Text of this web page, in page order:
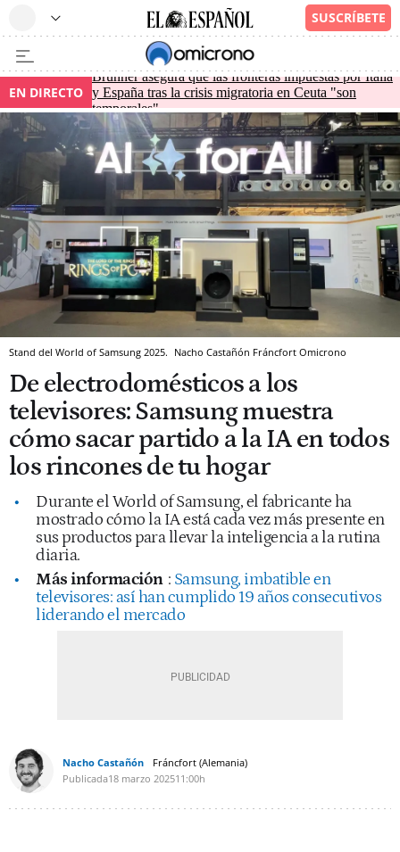
EN DIRECTO
Brunner asegura que las fronteras impuestas por Italia
y España tras la crisis migratoria en Ceuta "son
temporales"
Stand del World of Samsung 2025. Nacho Castañón Fráncfort Omicrono
De electrodomésticos a los
televisores: Samsung muestra
cómo sacar partido a la IA en todos
los rincones de tu hogar
Durante el World of Samsung, el fabricante ha
mostrado cómo la IA está cada vez más presente en
sus productos para llevar la inteligencia a la rutina
diaria.
Más información : Samsung, imbatible en
televisores: así han cumplido 19 años consecutivos
liderando el mercado
Nacho Castañón
Fráncfort (Alemania)
Publicada18 marzo 202511:00h